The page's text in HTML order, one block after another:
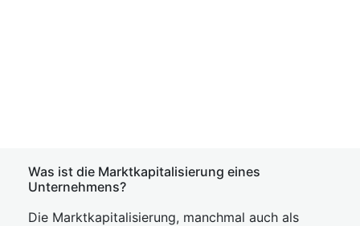
Was ist die Marktkapitalisierung eines
Unternehmens?
Die Marktkapitalisierung, manchmal auch als